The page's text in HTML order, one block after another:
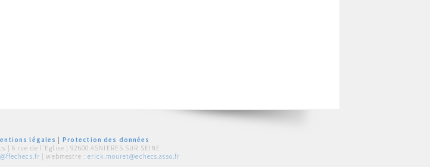
légales
Protection des données
| 6 rue de l'Eglise | 92600 ASNIERES SUR SEINE
| webmestre : erick.mouret@echecs.asso.fr